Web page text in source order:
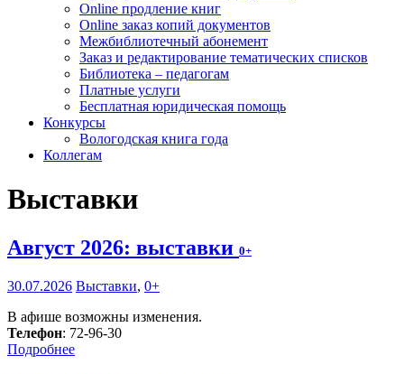
Online продление книг
Online заказ копий документов
Межбиблиотечный абонемент
Заказ и редактирование тематических списков
Библиотека – педагогам
Платные услуги
Бесплатная юридическая помощь
Конкурсы
Вологодская книга года
Коллегам
Выставки
Август 2026: выставки 0+
30.07.2026 Выставки, 0+
В афише возможны изменения.
Телефон: 72-96-30
Подробнее